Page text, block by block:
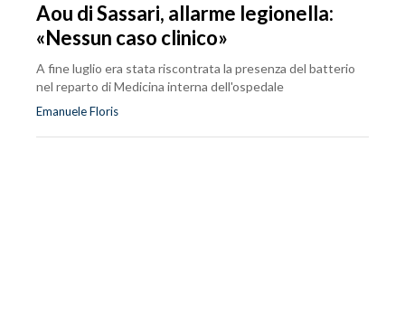
Aou di Sassari, allarme legionella:
«Nessun caso clinico»
A fine luglio era stata riscontrata la presenza del batterio
nel reparto di Medicina interna dell'ospedale
Emanuele Floris